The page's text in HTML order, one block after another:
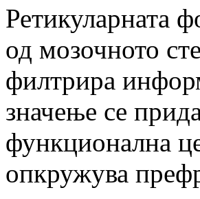
Ретикуларната
од мозочното
филтрира
значење се
функционална
опкружува